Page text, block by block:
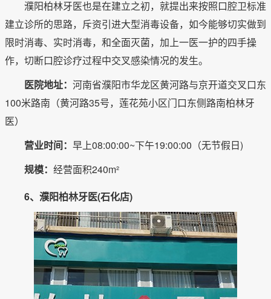
濮阳柏林牙医也是在建立之初，就提出来按照口腔卫标准
建立诊所的思路，斥资引进大型消毒设备，如今能够切实做到
限时消毒、实时消毒，和全面灭菌，加上一医一护的四手操
作，切断口腔诊疗过程中交叉感染情况的发生。
医院地址： 河南省濮阳市华龙区黄河路与京开道交叉口东
100米路南（黄河路35号，莲花苑小区门口东侧路南柏林牙
医）
营业时间： 早上08:00:00~下午19:00:00（无节假日)
规模： 经营面积240m²
6、濮阳柏林牙医(石化店)